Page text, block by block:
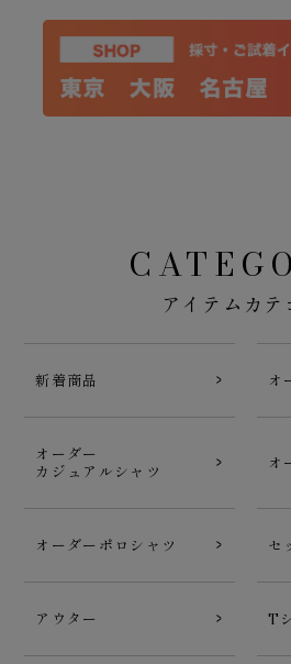
アイテムカテ
新着商品 オ
オーダー
カジュアルシャツ
オ
オーダーポロシャツ セ
アウター T